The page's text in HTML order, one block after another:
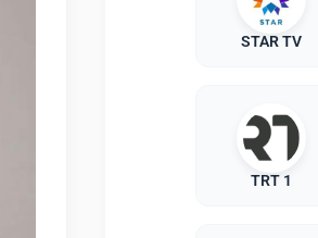
STAR TV
TRT 1